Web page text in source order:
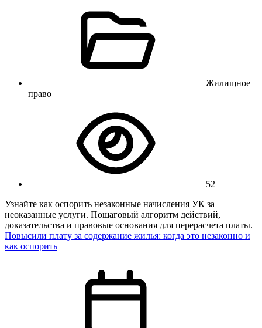
Жилищное
право
52
Узнайте как оспорить незаконные начисления УК за
неоказанные услуги. Пошаговый алгоритм действий,
доказательства и правовые основания для перерасчета платы.
Повысили плату за содержание жилья: когда это незаконно и
как оспорить